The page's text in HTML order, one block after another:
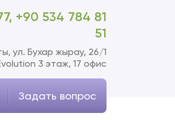
+90 534 784 81
51
ул. Бухар жырау, 26/1
3 этаж, 17 офис
Задать вопрос